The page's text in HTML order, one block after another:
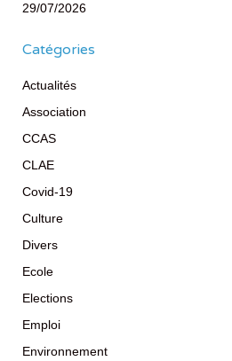
29/07/2026
Catégories
Actualités
Association
CCAS
CLAE
Covid-19
Culture
Divers
Ecole
Elections
Emploi
Environnement